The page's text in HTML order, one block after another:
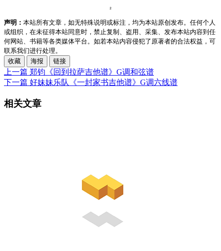
声明： 本站所有文章，如无特殊说明或标注，均为本站原创发布。任何个人
或组织，在未征得本站同意时，禁止复制、盗用、采集、发布本站内容到任
何网站、书籍等各类媒体平台。如若本站内容侵犯了原著者的合法权益，可
联系我们进行处理。
收藏
海报 链接
上一篇 郑钧《回到拉萨吉他谱》G调和弦谱
下一篇 好妹妹乐队《一封家书吉他谱》G调六线谱
相关文章